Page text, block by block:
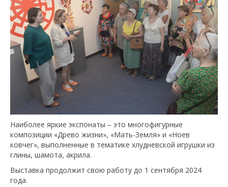
Наиболее яркие экспонаты – это многофигурные
композиции «Древо жизни», «Мать-Земля» и «Ноев
ковчег», выполненные в тематике хлудневской игрушки из
глины, шамота, акрила.
Выставка продолжит свою работу до 1 сентября 2024
года.